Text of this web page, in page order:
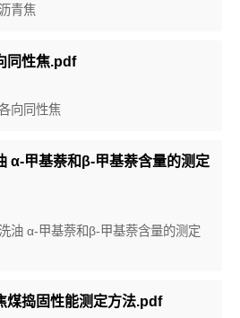
青焦
同性焦.pdf
向同性焦
α-甲基萘和β-甲基萘含量的测定
油 α-甲基萘和β-甲基萘含量的测定
煤捣固性能测定方法.pdf